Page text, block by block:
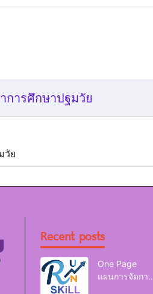
การศึกษาปฐมวัย
วัย
Recent posts
One Page
แผนการจัดการ